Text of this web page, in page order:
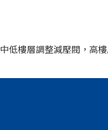
樓層調整減壓閥，高樓